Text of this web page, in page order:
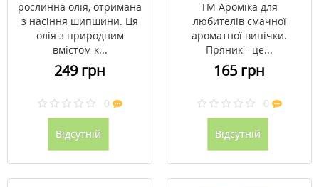
рослинна олія, отримана
з насіння шипшини. Ця
олія з природним
вмістом к...
249 грн
0
Відсутній
ТМ Ароміка для
любителів смачної
ароматної випічки.
Пряник - це...
165 грн
0
Відсутній